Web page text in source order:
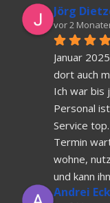
Jörg
vor 2
Januar
dort auch
Ich war bis
Personal
Service
Termin
wohne,
und kann
Andrei